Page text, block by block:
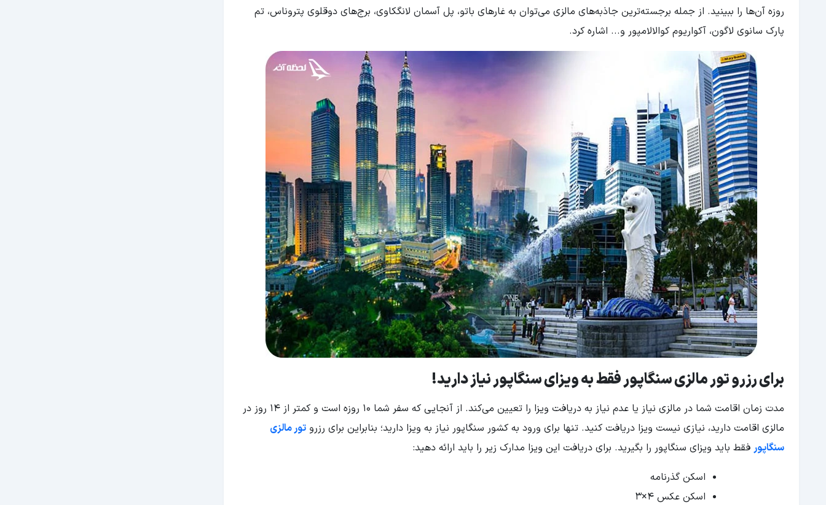
روزه آن‌ها را ببینید. از جمله برجسته‌ترین جاذبه‌های مالزی می‌توان به غارهای باتو، پل آسمان لانگکاوی، برج‌های دوقلوی پتروناس، تم
پارک سانوی لاگون، آکواریوم کوالالامپور و... اشاره کرد.
برای رزرو تور مالزی سنگاپور فقط به ویزای سنگاپور نیاز دارید!
مدت زمان اقامت شما در مالزی نیاز یا عدم نیاز به دریافت ویزا را تعیین می‌کند. از آنجایی که سفر شما 10 روزه است و کمتر از 14 روز در
مالزی اقامت دارید، نیازی نیست ویزا دریافت کنید. تنها برای ورود به کشور سنگاپور نیاز به ویزا دارید؛ بنابراین برای رزرو تور مالزی
سنگاپور فقط باید ویزای سنگاپور را بگیرید. برای دریافت این ویزا مدارک زیر را باید ارائه دهید:
اسکن گذرنامه
اسکن عکس 4×3